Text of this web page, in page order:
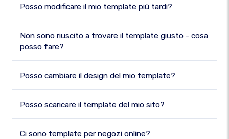
Posso modificare il mio template più tardi?
Non sono riuscito a trovare il template giusto - cosa
posso fare?
Posso cambiare il design del mio template?
Posso scaricare il template del mio sito?
Ci sono template per negozi online?